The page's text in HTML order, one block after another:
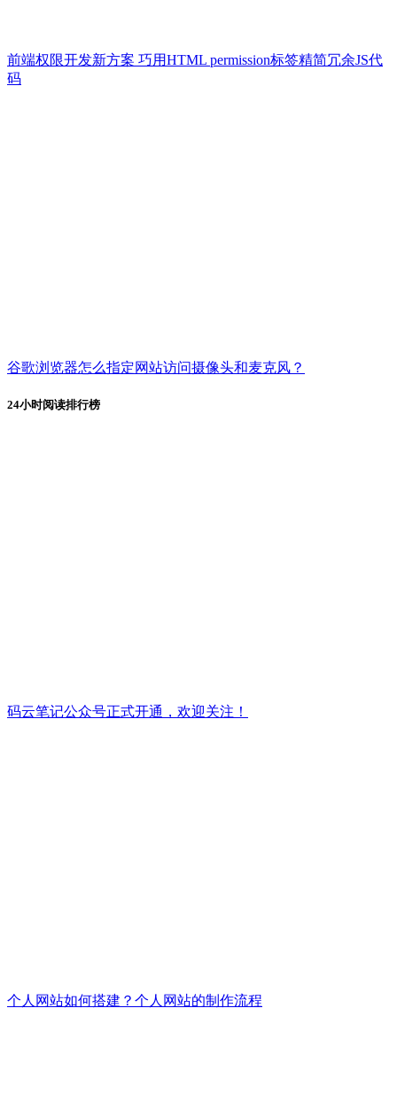
前端权限开发新方案 巧用HTML permission标签精简冗余JS代
码
谷歌浏览器怎么指定网站访问摄像头和麦克风？
24小时阅读排行榜
码云笔记公众号正式开通，欢迎关注！
个人网站如何搭建？个人网站的制作流程